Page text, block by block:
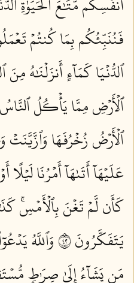
فَنُنَبِّئُكُم بِمَا كُنتُمۡ
ٱلدُّنۡيَا كَمَآءٍ أَنزَلۡنَٰهُ
ٱلۡأَرۡضِ مِمَّا يَأۡكُلُ
ٱلۡأَرۡضُ زُخۡرُفَهَا
عَلَيۡهَآ أَتَىٰهَآ أَمۡرُنَا
كَأَن لَّمۡ تَغۡنَ بِٱلۡأَمۡسِۚ
يَتَفَكَّرُونَ ٢٤
وَٱللَّهُ
مَن يَشَآءُ إِلَىٰ صِرَٰطٖ